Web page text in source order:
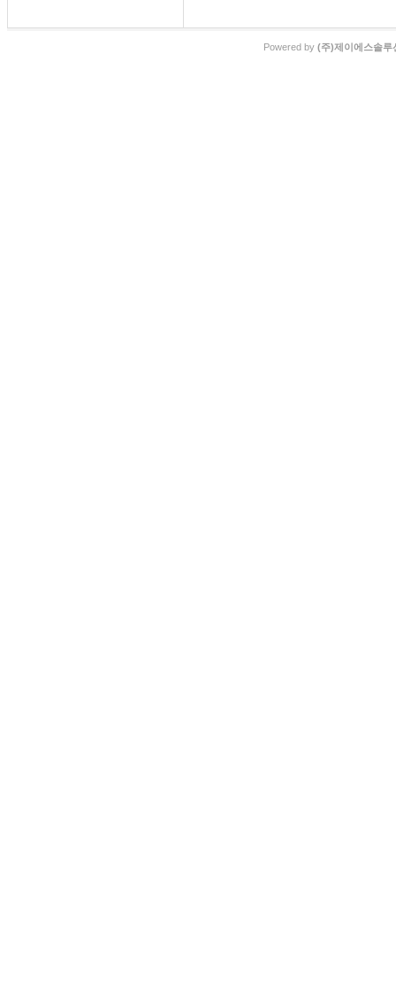
Powered by (주)제이에스솔루